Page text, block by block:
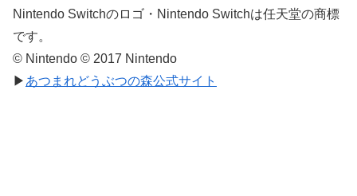
Nintendo Switchのロゴ・Nintendo Switchは任天堂の商標
です。
© Nintendo © 2017 Nintendo
▶ あつまれどうぶつの森公式サイト